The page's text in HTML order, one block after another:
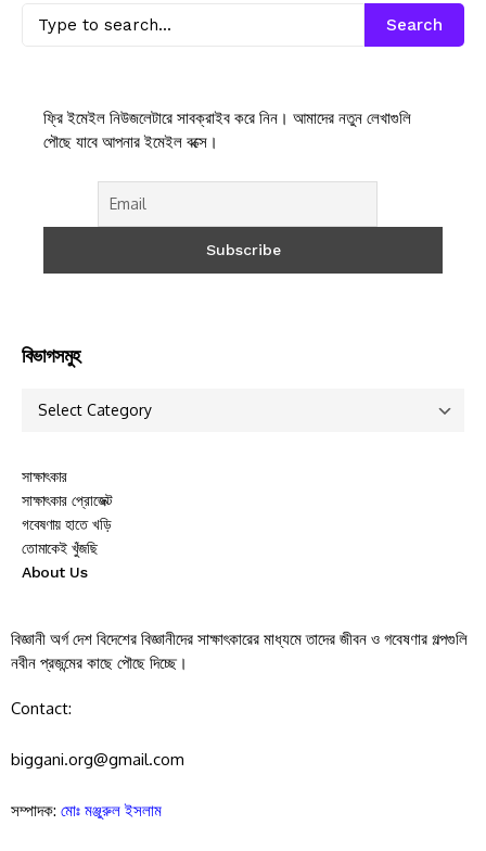
Search
ফ্রি ইমেইল নিউজলেটারে সাবক্রাইব করে নিন। আমাদের নতুন লেখাগুলি
পৌছে যাবে আপনার ইমেইল বক্সে।
বিভাগসমুহ
সাক্ষাৎকার
সাক্ষাৎকার প্রোজেক্ট
গবেষণায় হাতে খড়ি
তোমাকেই খুঁজছি
About Us
বিজ্ঞানী অর্গ দেশ বিদেশের বিজ্ঞানীদের সাক্ষাৎকারের মাধ্যমে তাদের জীবন ও গবেষণার গল্পগুলি
নবীন প্রজন্মের কাছে পৌছে দিচ্ছে।
Contact:
biggani.org@gmail.com
সম্পাদক: মোঃ মঞ্জুরুল ইসলাম